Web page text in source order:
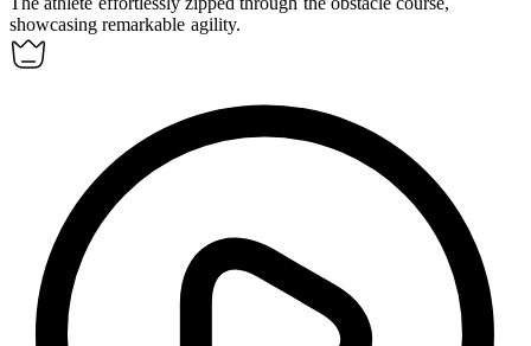
showcasing remarkable agility.